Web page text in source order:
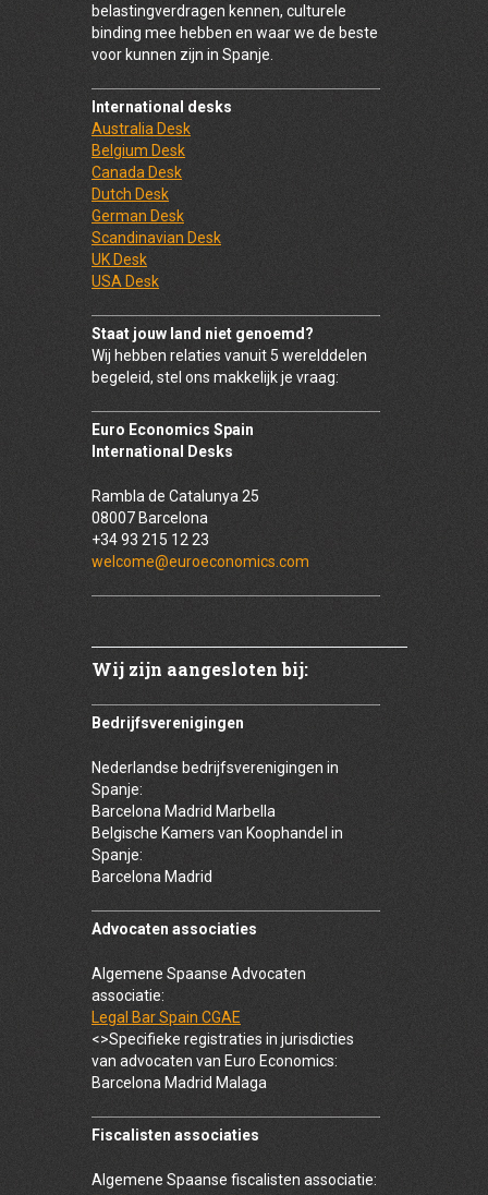
belastingverdragen kennen, culturele
binding mee hebben en waar we de beste
voor kunnen zijn in Spanje.
International desks
Australia Desk
Belgium Desk
Canada Desk
Dutch Desk
German Desk
Scandinavian Desk
UK Desk
USA Desk
Staat jouw land niet genoemd?
Wij hebben relaties vanuit 5 werelddelen
begeleid, stel ons makkelijk je vraag:
Euro Economics Spain
International Desks
Rambla de Catalunya 25
08007 Barcelona
+34 93 215 12 23
welcome@euroeconomics.com
Wij zijn aangesloten bij:
Bedrijfsverenigingen
Nederlandse bedrijfsverenigingen in
Spanje:
Barcelona Madrid Marbella
Belgische Kamers van Koophandel in
Spanje:
Barcelona Madrid
Advocaten associaties
Algemene Spaanse Advocaten
associatie:
Legal Bar Spain CGAE
<>Specifieke registraties in jurisdicties
van advocaten van Euro Economics:
Barcelona Madrid Malaga
Fiscalisten associaties
Algemene Spaanse fiscalisten associatie: